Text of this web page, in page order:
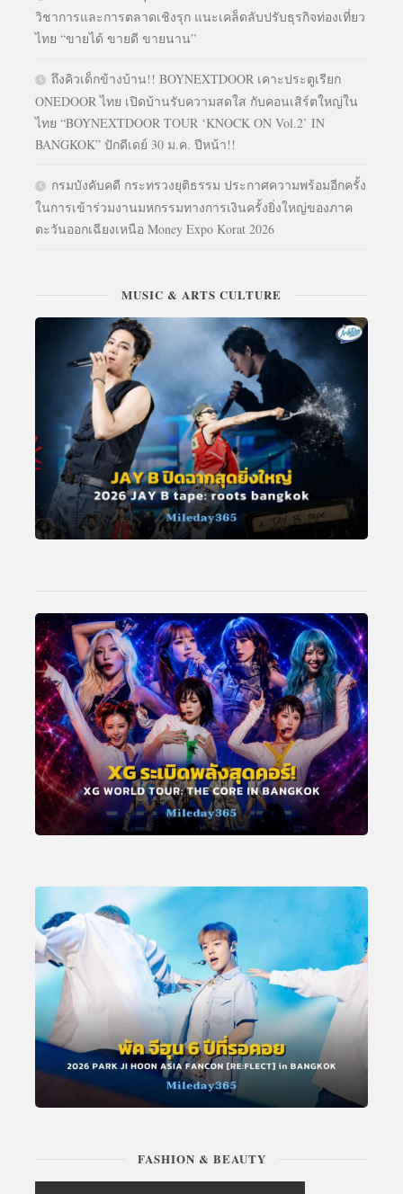
วิชาการและการตลาดเชิงรุก แนะเคล็ดลับปรับธุรกิจท่องเที่ยว
ไทย “ขายได้ ขายดี ขายนาน”
ถึงคิวเด็กข้างบ้าน!! BOYNEXTDOOR เคาะประตูเรียก
ONEDOOR ไทย เปิดบ้านรับความสดใส กับคอนเสิร์ตใหญ่ใน
ไทย “BOYNEXTDOOR TOUR ‘KNOCK ON Vol.2’ IN
BANGKOK” ปักดีเดย์ 30 ม.ค. ปีหน้า!!
กรมบังคับคดี กระทรวงยุติธรรม ประกาศความพร้อมอีกครั้ง
ในการเข้าร่วมงานมหกรรมทางการเงินครั้งยิ่งใหญ่ของภาค
ตะวันออกเฉียงเหนือ Money Expo Korat 2026
MUSIC & ARTS CULTURE
FASHION & BEAUTY